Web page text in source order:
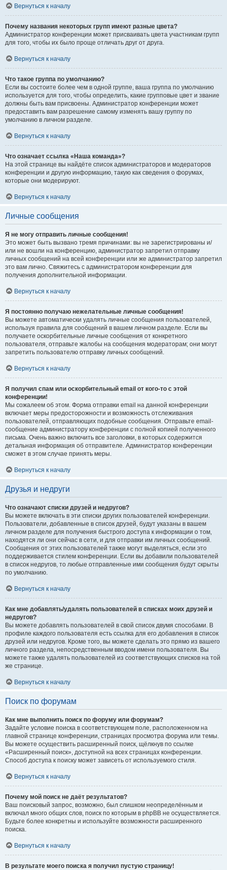
Вернуться к началу
Почему названия некоторых групп имеют разные цвета?
Администратор конференции может присваивать цвета участникам групп
для того, чтобы их было проще отличать друг от друга.
Вернуться к началу
Что такое группа по умолчанию?
Если вы состоите более чем в одной группе, ваша группа по умолчанию
используется для того, чтобы определить, какие групповые цвет и звание
должны быть вам присвоены. Администратор конференции может
предоставить вам разрешение самому изменять вашу группу по
умолчанию в личном разделе.
Вернуться к началу
Что означает ссылка «Наша команда»?
На этой странице вы найдёте список администраторов и модераторов
конференции и другую информацию, такую как сведения о форумах,
которые они модерируют.
Вернуться к началу
Личные сообщения
Я не могу отправить личные сообщения!
Это может быть вызвано тремя причинами: вы не зарегистрированы и/
или не вошли на конференцию, администратор запретил отправку
личных сообщений на всей конференции или же администратор запретил
это вам лично. Свяжитесь с администратором конференции для
получения дополнительной информации.
Вернуться к началу
Я постоянно получаю нежелательные личные сообщения!
Вы можете автоматически удалять личные сообщения пользователей,
используя правила для сообщений в вашем личном разделе. Если вы
получаете оскорбительные личные сообщения от конкретного
пользователя, отправьте жалобы на сообщения модераторам; они могут
запретить пользователю отправку личных сообщений.
Вернуться к началу
Я получил спам или оскорбительный email от кого-то с этой
конференции!
Мы сожалеем об этом. Форма отправки email на данной конференции
включает меры предосторожности и возможность отслеживания
пользователей, отправляющих подобные сообщения. Отправьте email-
сообщение администратору конференции с полной копией полученного
письма. Очень важно включить все заголовки, в которых содержится
детальная информация об отправителе. Администратор конференции
сможет в этом случае принять меры.
Вернуться к началу
Друзья и недруги
Что означают списки друзей и недругов?
Вы можете включать в эти списки других пользователей конференции.
Пользователи, добавленные в список друзей, будут указаны в вашем
личном разделе для получения быстрого доступа к информации о том,
находятся ли они сейчас в сети, и для отправки им личных сообщений.
Сообщения от этих пользователей также могут выделяться, если это
поддерживается стилем конференции. Если вы добавили пользователей
в список недругов, то любые отправленные ими сообщения будут скрыты
по умолчанию.
Вернуться к началу
Как мне добавлять/удалять пользователей в списках моих друзей и
недругов?
Вы можете добавлять пользователей в свой список двумя способами. В
профиле каждого пользователя есть ссылка для его добавления в список
друзей или недругов. Кроме того, вы можете сделать это прямо из вашего
личного раздела, непосредственным вводом имени пользователя. Вы
можете также удалять пользователей из соответствующих списков на той
же странице.
Вернуться к началу
Поиск по форумам
Как мне выполнить поиск по форуму или форумам?
Задайте условие поиска в соответствующем поле, расположенном на
главной странице конференции, страницах просмотра форума или темы.
Вы можете осуществить расширенный поиск, щёлкнув по ссылке
«Расширенный поиск», доступной на всех страницах конференции.
Способ доступа к поиску может зависеть от используемого стиля.
Вернуться к началу
Почему мой поиск не даёт результатов?
Ваш поисковый запрос, возможно, был слишком неопределённым и
включал много общих слов, поиск по которым в phpBB не осуществляется.
Будьте более конкретны и используйте возможности расширенного
поиска.
Вернуться к началу
В результате моего поиска я получил пустую страницу!